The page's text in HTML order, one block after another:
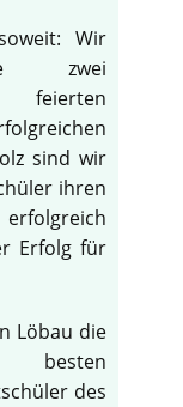
Wir
zwei
feierten
sind wir
ihren
Erfolg für
Löbau die
besten
des